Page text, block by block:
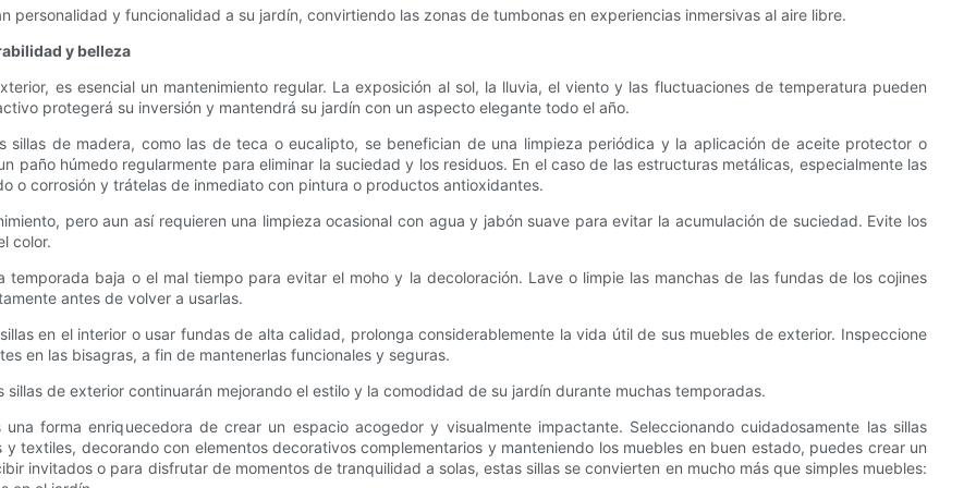
personalidad y funcionalidad a su jardín, convirtiendo las zonas de tumbonas en experiencias inmersivas al aire libre.
y belleza
es esencial un mantenimiento regular. La exposición al sol, la lluvia, el viento y las fluctuaciones de temperatura pueden
protegerá su inversión y mantendrá su jardín con un aspecto elegante todo el año.
sillas de madera, como las de teca o eucalipto, se benefician de una limpieza periódica y la aplicación de aceite protector o
paño húmedo regularmente para eliminar la suciedad y los residuos. En el caso de las estructuras metálicas, especialmente las
o corrosión y trátelas de inmediato con pintura o productos antioxidantes.
pero aun así requieren una limpieza ocasional con agua y jabón suave para evitar la acumulación de suciedad. Evite los
color.
baja o el mal tiempo para evitar el moho y la decoloración. Lave o limpie las manchas de las fundas de los cojines
antes de volver a usarlas.
en el interior o usar fundas de alta calidad, prolonga considerablemente la vida útil de sus muebles de exterior. Inspeccione
en las bisagras, a fin de mantenerlas funcionales y seguras.
de exterior continuarán mejorando el estilo y la comodidad de su jardín durante muchas temporadas.
forma enriquecedora de crear un espacio acogedor y visualmente impactante. Seleccionando cuidadosamente las sillas
textiles, decorando con elementos decorativos complementarios y manteniendo los muebles en buen estado, puedes crear un
invitados o para disfrutar de momentos de tranquilidad a solas, estas sillas se convierten en mucho más que simples muebles: